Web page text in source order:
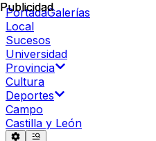
PortadaGalerías
Local
Sucesos
Universidad
Provincia
Cultura
Deportes
Campo
Castilla y León
Publicidad
Publicidad